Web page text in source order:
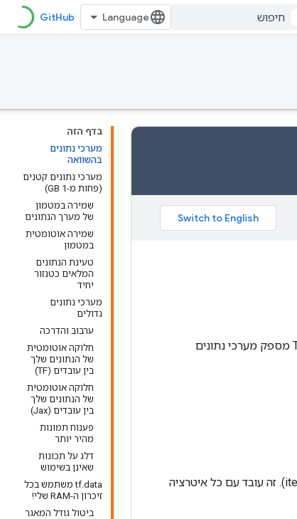
GitHub
בדף הזה
מערכי נתונים
בהשוואה
מערכי נתונים קטנים
(פחות מ-1 GB)
שמירה במטמון
של מערך הנתונים
שמירה אוטומטית
במטמון
טעינת הנתונים
המלאים כטנזור
יחיד
מערכי נתונים
גדולים
ערבוב והדרכה
חלוקה אוטומטית
של הנתונים שלך
בין עובדים (TF)
חלוקה אוטומטית
של הנתונים שלך
בין עובדים (Jax)
פענוח תמונות
מהיר יותר
דלג על תכונות
שאינן בשימוש
tf.data משתמש בכל
זיכרון ה-RAM שלי!
ביטול גודל המאגר
מסמך זה מספק עצות ביצועים ספציפיות ל-TensorFlow Datasets (TFDS). שים לב ש-TFDS מספק מערכי נתונים
כדי לנרמל את התוצאות (למשל 100 iter/sec -> 3200 ex/sec). זה עובד עם כל איטרציה